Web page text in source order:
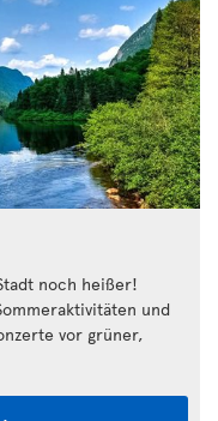
noch heißer!
und
vor grüner,